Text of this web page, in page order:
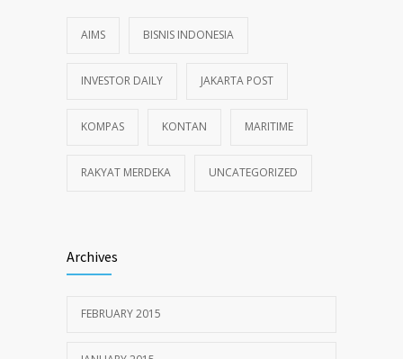
AIMS BISNIS INDONESIA
INVESTOR DAILY JAKARTA POST
KOMPAS KONTAN MARITIME
RAKYAT MERDEKA UNCATEGORIZED
Archives
FEBRUARY 2015